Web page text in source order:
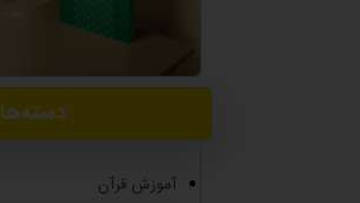
دسته‌ها
آموزش قرآن